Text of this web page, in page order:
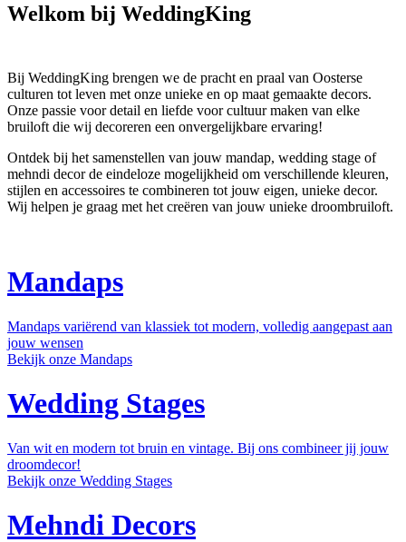
Welkom bij WeddingKing
Bij WeddingKing brengen we de pracht en praal van Oosterse
culturen tot leven met onze unieke en op maat gemaakte decors.
Onze passie voor detail en liefde voor cultuur maken van elke
bruiloft die wij decoreren een onvergelijkbare ervaring!
Ontdek bij het samenstellen van jouw mandap, wedding stage of
mehndi decor de eindeloze mogelijkheid om verschillende kleuren,
stijlen en accessoires te combineren tot jouw eigen, unieke decor.
Wij helpen je graag met het creëren van jouw unieke droombruiloft.
Mandaps
Mandaps variërend van klassiek tot modern, volledig aangepast aan
jouw wensen
Bekijk onze Mandaps
Wedding Stages
Van wit en modern tot bruin en vintage. Bij ons combineer jij jouw
droomdecor!
Bekijk onze Wedding Stages
Mehndi Decors